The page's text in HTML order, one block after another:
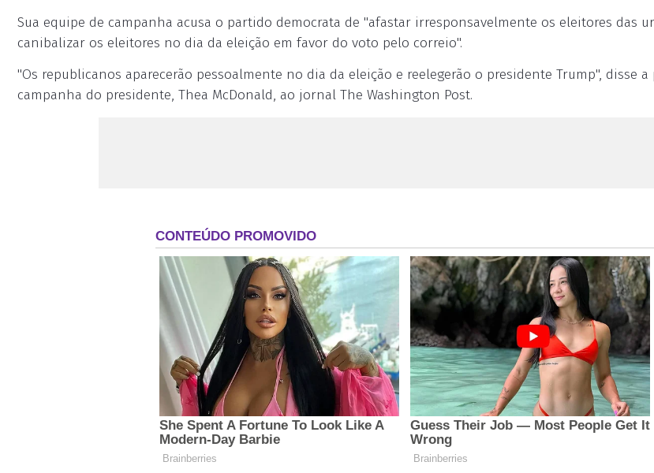
Sua equipe de campanha acusa o partido democrata de "afastar irresponsavelmente os eleitores das
canibalizar os eleitores no dia da eleição em favor do voto pelo correio".
"Os republicanos aparecerão pessoalmente no dia da eleição e reelegerão o presidente Trump", disse
campanha do presidente, Thea McDonald, ao jornal The Washington Post.